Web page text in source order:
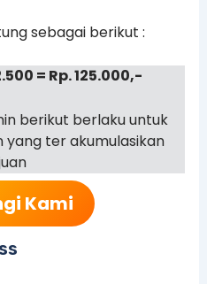
sebagai berikut :
= Rp. 125.000,-
berikut berlaku untuk
ter akumulasikan
Kami